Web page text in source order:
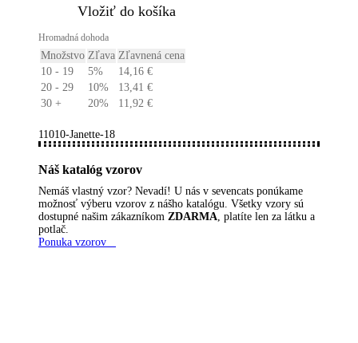
​Vložiť do košíka
Hromadná dohoda
Množstvo Zľava Zľavnená cena
10 - 19
5% 14,16 €
20 - 29
10% 13,41 €
30 +
20% 11,92 €
11010-Janette-18
Náš katalóg vzorov
Nemáš vlastný vzor? Nevadí! U nás v sevencats ponúkame
možnosť výberu vzorov z nášho katalógu. Všetky vzory sú
dostupné našim zákazníkom ZDARMA , platíte len za látku a
potlač.
Ponuka vzorov